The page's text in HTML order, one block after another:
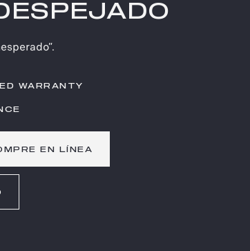
WARRANTY
EN LÍNEA